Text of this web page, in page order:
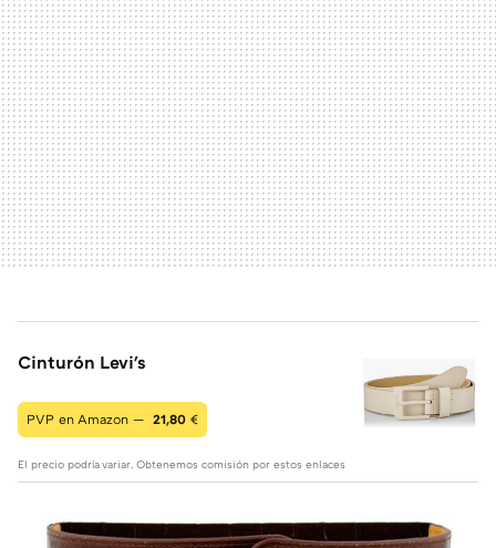
Cinturón Levi's
PVP en Amazon — 21,80 €
El precio podría variar. Obtenemos comisión por estos enlaces